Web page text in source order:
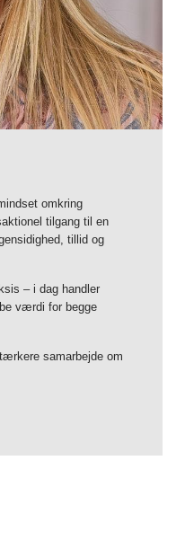
omkring
tilgang til en
tillid og
– i dag handler
værdi for begge
samarbejde om